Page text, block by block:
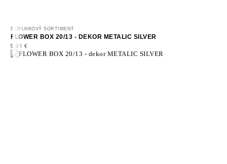
DOPLNKOVÝ SORTIMENT
FLOWER BOX 20/13 - DEKOR METALIC SILVER
9,91 €